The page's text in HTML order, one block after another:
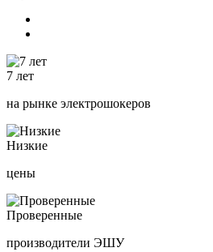
7 лет
на рынке электрошокеров
Низкие
цены
Проверенные
производители ЭШУ